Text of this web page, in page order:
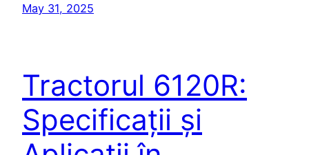
May 31, 2025
Tractorul 6120R:
Specificații și